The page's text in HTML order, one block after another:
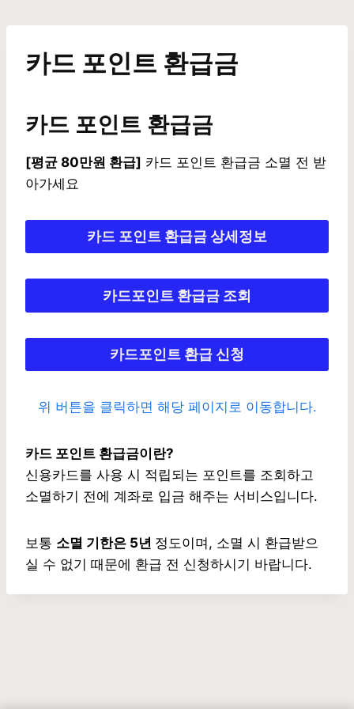
content카드 포인트 환급금
카드 포인트 환급금
[평균 80만원 환급] 카드 포인트 환급금 소멸 전 받
아가세요
카드 포인트 환급금 상세정보
카드포인트 환급금 조회
카드포인트 환급 신청
위 버튼을 클릭하면 해당 페이지로 이동합니다.
카드 포인트 환급금이란?
신용카드를 사용 시 적립되는 포인트를 조회하고
소멸하기 전에 계좌로 입금 해주는 서비스입니다.
보통 소멸 기한은 5년 정도이며, 소멸 시 환급받으
실 수 없기 때문에 환급 전 신청하시기 바랍니다.